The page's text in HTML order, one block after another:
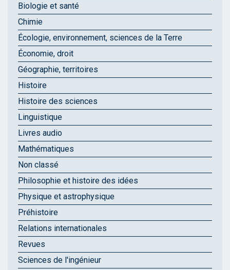
Biologie et santé
Chimie
Écologie, environnement, sciences de la Terre
Économie, droit
Géographie, territoires
Histoire
Histoire des sciences
Linguistique
Livres audio
Mathématiques
Non classé
Philosophie et histoire des idées
Physique et astrophysique
Préhistoire
Relations internationales
Revues
Sciences de l'ingénieur